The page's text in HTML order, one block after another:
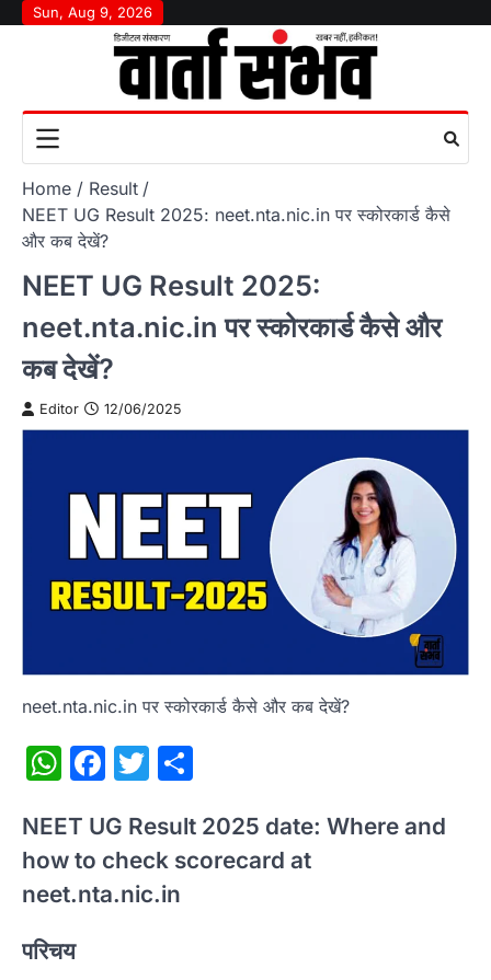
SkipSun, Aug 9, 2026
Home
Result
NEET UG Result 2025: neet.nta.nic.in पर स्कोरकार्ड कैसे
और कब देखें?
NEET UG Result 2025:
neet.nta.nic.in पर स्कोरकार्ड कैसे और
कब देखें?
Editor 12/06/2025
neet.nta.nic.in पर स्कोरकार्ड कैसे और कब देखें?
WhatsApp
Facebook
Twitter
NEET UG Result 2025 date: Where and
how to check scorecard at
neet.nta.nic.in
परिचय